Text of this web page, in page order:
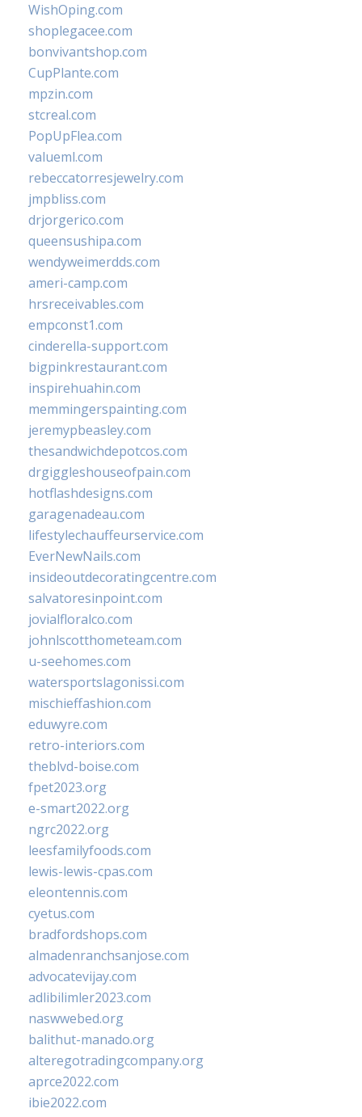
WishOping.com
shoplegacee.com
bonvivantshop.com
CupPlante.com
mpzin.com
stcreal.com
PopUpFlea.com
valueml.com
rebeccatorresjewelry.com
jmpbliss.com
drjorgerico.com
queensushipa.com
wendyweimerdds.com
ameri-camp.com
hrsreceivables.com
empconst1.com
cinderella-support.com
bigpinkrestaurant.com
inspirehuahin.com
memmingerspainting.com
jeremypbeasley.com
thesandwichdepotcos.com
drgiggleshouseofpain.com
hotflashdesigns.com
garagenadeau.com
lifestylechauffeurservice.com
EverNewNails.com
insideoutdecoratingcentre.com
salvatoresinpoint.com
jovialfloralco.com
johnlscotthometeam.com
u-seehomes.com
watersportslagonissi.com
mischieffashion.com
eduwyre.com
retro-interiors.com
theblvd-boise.com
fpet2023.org
e-smart2022.org
ngrc2022.org
leesfamilyfoods.com
lewis-lewis-cpas.com
eleontennis.com
cyetus.com
bradfordshops.com
almadenranchsanjose.com
advocatevijay.com
adlibilimler2023.com
naswwebed.org
balithut-manado.org
alteregotradingcompany.org
aprce2022.com
ibie2022.com